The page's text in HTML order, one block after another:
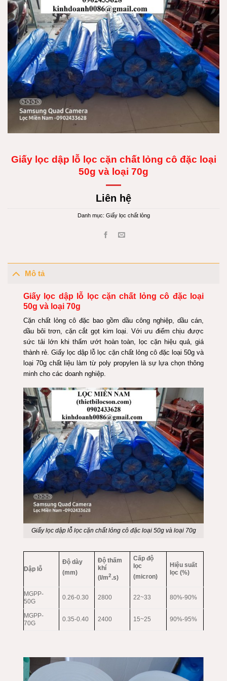
Giấy lọc dập lỗ lọc cặn chất lỏng cô đặc loại
50g và loại 70g
Liên hệ
Danh mục: Giấy lọc chất lỏng
Mô tả
Giấy lọc dập lỗ lọc cặn chất lỏng cô đặc loại
50g và loại 70g
Cặn chất lỏng cô đặc bao gồm dầu công nghiệp, dầu cán,
dầu bôi trơn, cặn cắt gọt kim loại. Với ưu điểm chịu được
sức tải lớn khi thấm ướt hoàn toàn, lọc cặn hiệu quả, giá
thành rẻ. Giấy lọc dập lỗ lọc cặn chất lỏng cô đặc loại 50g và
loại 70g chất liệu làm từ poly propylen là sự lựa chọn thông
minh cho các doanh nghiệp.
Giấy lọc dập lỗ lọc cặn chất lỏng cô đặc loại 50g và loại 70g
Dập lỗ
Độ dày
(mm)
Độ thấm
khí
(l/m2.s)
Cấp độ
lọc
(micron)
Hiệu suất
lọc (%)
MGPP-
50G
0.26-0.30 2800 22~33 80%-90%
MGPP-
70G
0.35-0.40 2400 15~25 90%-95%